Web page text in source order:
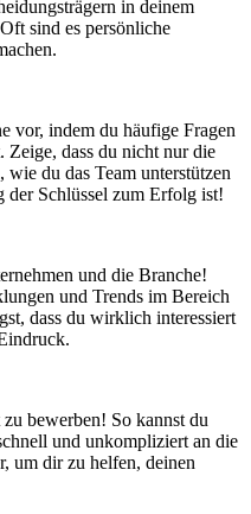
in deinem
sind es persönliche
vor, indem du häufige Fragen
Zeige, dass du nicht nur die
du das Team unterstützen
der Schlüssel zum Erfolg ist!
und die Branche!
und Trends im Bereich
dass du wirklich interessiert
bewerben! So kannst du
und unkompliziert an die
um dir zu helfen, deinen